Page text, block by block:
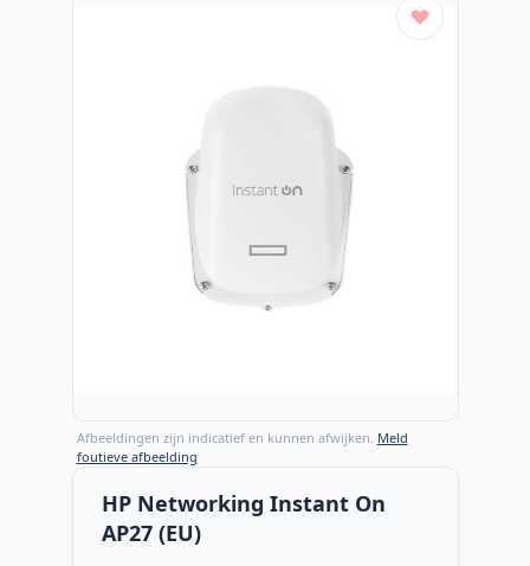
Afbeeldingen zijn indicatief en kunnen afwijken. Meld
foutieve afbeelding
HP Networking Instant On
AP27 (EU)